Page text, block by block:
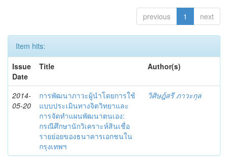
previous 1 next
Item hits:
Issue
Date
Title Author(s)
2014-
05-20
การพัฒนาภาวะผู้นำโดยการใช้
แบบประเมินทางจิตวิทยาและ
การจัดทำแผนพัฒนาตนเอง:
กรณีศึกษานักวิเคราะห์สินเชื่อ
รายย่อยของธนาคารเอกชนใน
กรุงเทพฯ
วิศิษฎ์สรี ภาวะกุล